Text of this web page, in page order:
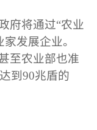
府将通过“农业
发展企业。
至农业部也准
到90兆盾的